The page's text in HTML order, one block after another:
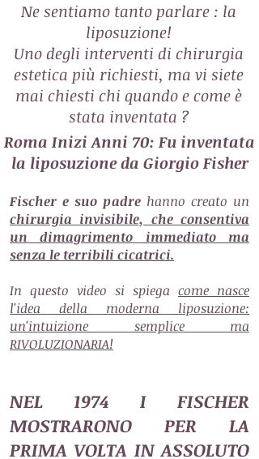
Ne sentiamo tanto parlare : la
liposuzione!
Uno degli interventi di chirurgia
estetica più richiesti, ma vi siete
mai chiesti chi quando e come è
stata inventata ?
Fischer e suo padre hanno creato un
chirurgia invisibile, che consentiva
un dimagrimento immediato ma
senza le terribili cicatrici.
In questo video si spiega come nasce
l'idea della moderna liposuzione:
un'intuizione semplice ma
RIVOLUZIONARIA!
NEL 1974 I FISCHER
MOSTRARONO PER LA
PRIMA VOLTA IN ASSOLUTO
Roma Inizi Anni 70: Fu inventata
la liposuzione da Giorgio Fisher